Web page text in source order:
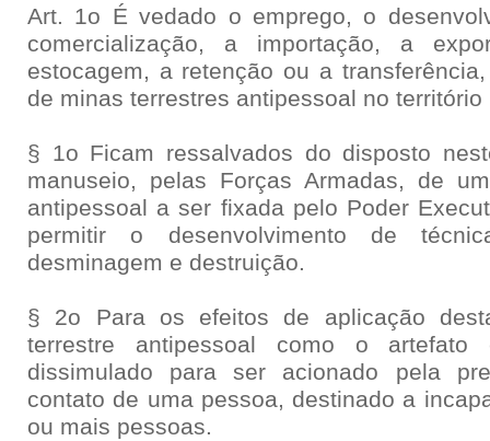
Art. 1o É vedado o emprego, o
comercialização, a importação, a
estocagem, a retenção ou a
de minas terrestres antipessoal no território
§ 1o Ficam ressalvados do disposto
manuseio, pelas Forças Armadas, de
antipessoal a ser fixada pelo Poder
permitir o desenvolvimento de
desminagem e destruição.
§ 2o Para os efeitos de aplicação
terrestre antipessoal como o artefato
dissimulado para ser acionado pela
contato de uma pessoa, destinado a
ou mais pessoas.